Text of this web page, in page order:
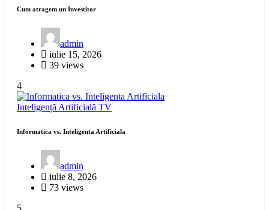
Cum atragem un Investitor
admin
iulie 15, 2026
39 views
4
Inteligență Artificială TV
Informatica vs. Inteligenta Artificiala
admin
iulie 8, 2026
73 views
5